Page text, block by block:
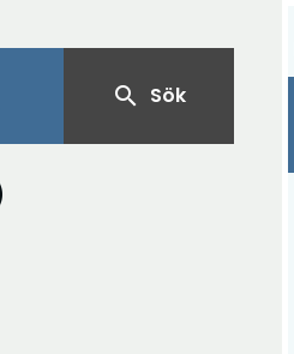
search Sök